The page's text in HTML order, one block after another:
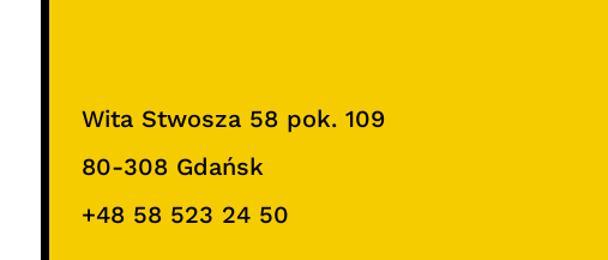
Wita Stwosza 58 pok. 109
80-308 Gdańsk
+48 58 523 24 50